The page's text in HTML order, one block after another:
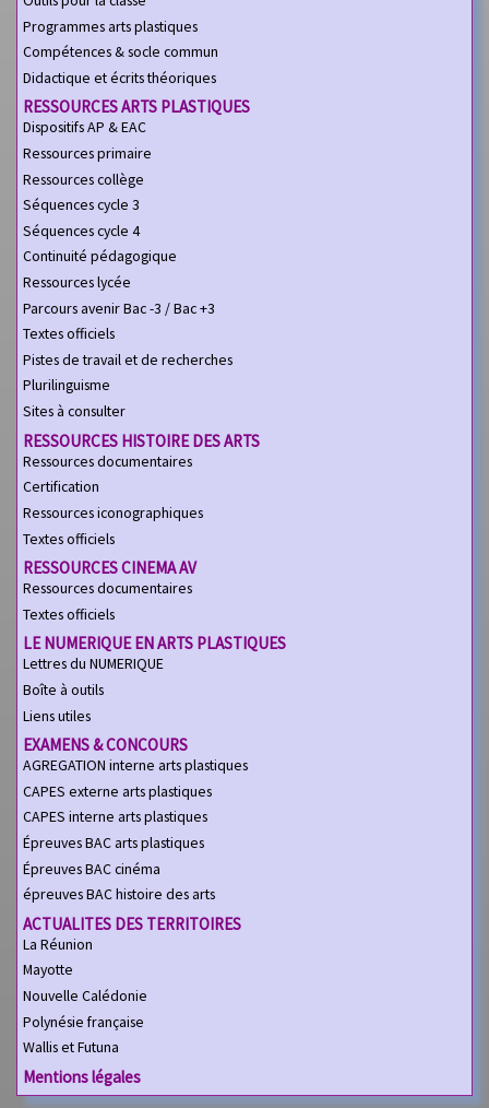
Programmes arts plastiques
Compétences & socle commun
Didactique et écrits théoriques
RESSOURCES ARTS PLASTIQUES
Dispositifs AP & EAC
Ressources primaire
Ressources collège
Séquences cycle 3
Séquences cycle 4
Continuité pédagogique
Ressources lycée
Parcours avenir Bac -3 / Bac +3
Textes officiels
Pistes de travail et de recherches
Plurilinguisme
Sites à consulter
RESSOURCES HISTOIRE DES ARTS
Ressources documentaires
Certification
Ressources iconographiques
Textes officiels
RESSOURCES CINEMA AV
Ressources documentaires
Textes officiels
LE NUMERIQUE EN ARTS PLASTIQUES
Lettres du NUMERIQUE
Boîte à outils
Liens utiles
EXAMENS & CONCOURS
AGREGATION interne arts plastiques
CAPES externe arts plastiques
CAPES interne arts plastiques
Épreuves BAC arts plastiques
Épreuves BAC cinéma
épreuves BAC histoire des arts
ACTUALITES DES TERRITOIRES
La Réunion
Mayotte
Nouvelle Calédonie
Polynésie française
Wallis et Futuna
Mentions légales